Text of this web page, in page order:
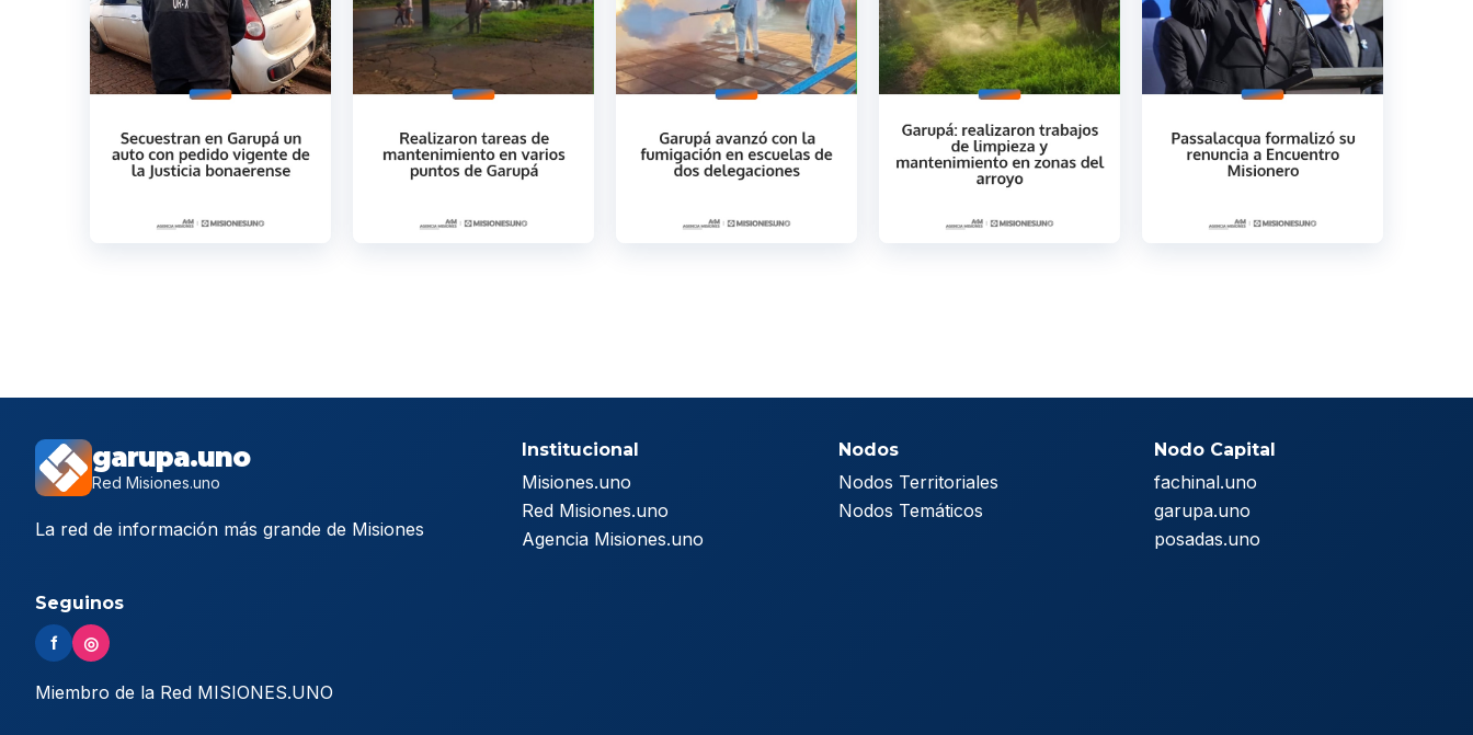
garupa.uno
Red Misiones.uno
La red de información más grande de Misiones
Institucional
Misiones.uno
Red Misiones.uno
Agencia Misiones.uno
Nodos
Nodos Territoriales
Nodos Temáticos
Nodo Capital
fachinal.uno
garupa.uno
posadas.uno
Seguinos
f ◎
Miembro de la Red MISIONES.UNO